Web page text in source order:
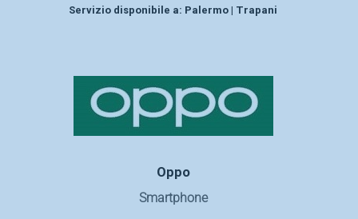
Servizio disponibile a: Palermo | Trapani
Oppo
Smartphone